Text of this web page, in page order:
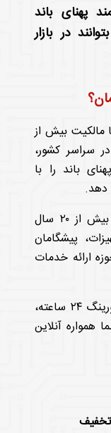
پهنای باند
در بازار
مالکیت بیش از
در سراسر کشور،
باند را با
دهد.
با پشتوانه بیش از ۲۰ سال
پیشگامان
ارائه خدمات
با نظارت و مانیتورینگ ۲۴ ساعته،
همواره آنلاین